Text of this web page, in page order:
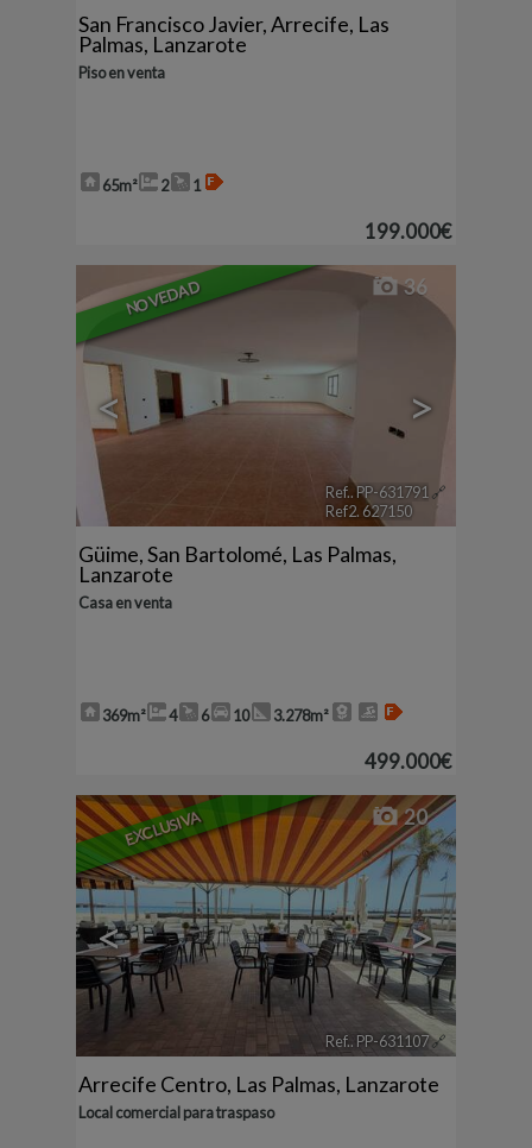
San Francisco Javier,Arrecife, Las
Palmas, Lanzarote
Piso en venta
65m² 2 1
199.000€
NOVEDAD
< >
36
Ref.. PP-631791 🔗
Ref2. 627150
Güime,San Bartolomé, Las Palmas,
Lanzarote
Casa en venta
369m² 4 6 10 3.278m²
499.000€
EXCLUSIVA
< >
20
Ref.. PP-631107🔗
Arrecife Centro, Las Palmas, Lanzarote
Local comercial para traspaso